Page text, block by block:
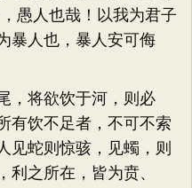
愚人也哉！以我为君子
暴人也，暴人安可侮
将欲饮于河，则必
有饮不足者，不可不索
见蛇则惊骇，见蠋，则
利之所在，皆为贲、